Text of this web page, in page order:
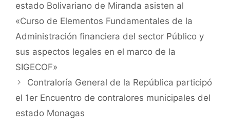
estado Bolivariano de Miranda asisten al
«Curso de Elementos Fundamentales de la
Administración financiera del sector Público y
sus aspectos legales en el marco de la
SIGECOF»
Contraloría General de la República participó
el 1er Encuentro de contralores municipales del
estado Monagas